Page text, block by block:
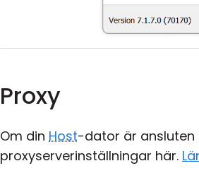
Proxy
Om din Host-dator är ansluten
proxyserverinställningar här.